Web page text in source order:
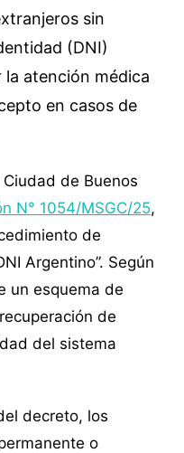
sin
(DNI)
atención médica
en casos de
de Buenos
N° 1054/MSGC/25,
de
Argentino”. Según
un esquema de
de
del sistema
decreto, los
o